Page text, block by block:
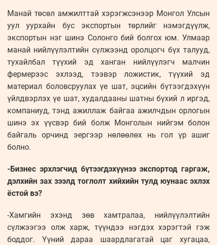
Манай төсөл амжилттай хэрэгжсэнээр Монгол Улсын
уул уурхайн бус экспортын төрлийг нэмэгдүүлж,
экспортын нэг шинэ Солонго бий болгох юм. Улмаар
манай нийлүүлэлтийн сүлжээнд оролцогч бүх талууд,
тухайлбал түүхий эд ханган нийлүүлэгч малчин
фермерээс эхлээд, тээвэр ложистик, түүхий эд
материал боловсруулах үе шат, эцсийн бүтээгдэхүүн
үйлдвэрлэх үе шат, худалдааны шатны бүхий л иргэд,
компаниуд, тэнд ажиллаж байгаа ажилчдын орлогын
шинэ эх үүсвэр бий болж Монголын нийгэм болон
байгаль орчинд эергээр нөлөөлөх нь гол үр ашиг
болно.
-Бизнес эрхлэгчид бүтээгдэхүүнээ экспортод гаргаж,
дэлхийн зах зээлд тоглолт хийхийн тулд юунаас эхлэх
ёстой вэ?
-Хамгийн эхэнд зөв хамтралаа, нийлүүлэлтийн
сүлжээгээ олж харж, түүндээ нэгдэх хэрэгтэй гэж
боддог. Үүний дараа шаардлагатай цаг хугацаа,